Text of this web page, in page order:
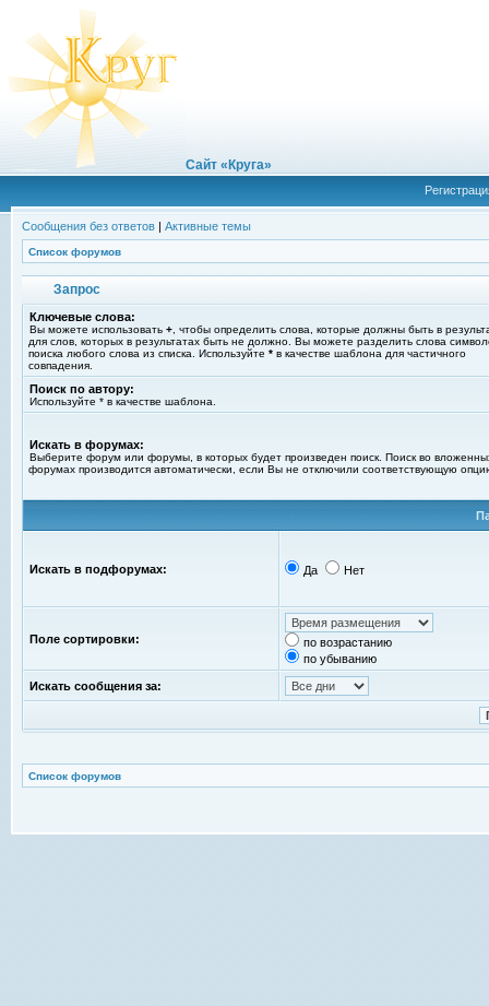
Сайт «Круга»
Сообщения без ответов | Активные темы
Список форумов
Запрос
Ключевые слова:
Вы можете использовать + , чтобы определить слова, которые должны быть в
для слов, которых в результатах быть не должно. Вы можете разделить слова
поиска любого слова из списка. Используйте * в качестве шаблона для частичного
совпадения.
Поиск по автору:
Используйте * в качестве шаблона.
Искать в форумах:
Выберите форум или форумы, в которых будет произведен поиск. Поиск во
форумах производится автоматически, если Вы не отключили соответствующую
Искать в подфорумах: Да Нет
Поле сортировки:
по возрастанию
по убыванию
Искать сообщения за:
Список форумов